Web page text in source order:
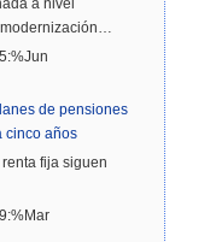
a nivel
de pensiones
cinco años
fija siguen